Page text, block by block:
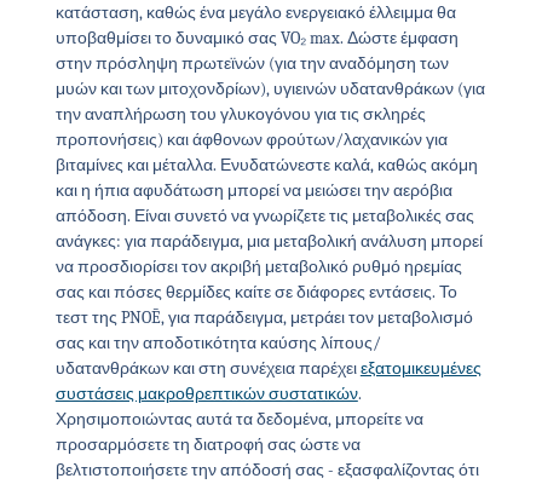
κατάσταση, καθώς ένα μεγάλο ενεργειακό έλλειμμα θα
υποβαθμίσει το δυναμικό σας VO₂ max. Δώστε έμφαση
στην πρόσληψη πρωτεϊνών (για την αναδόμηση των
μυών και των μιτοχονδρίων), υγιεινών υδατανθράκων (για
την αναπλήρωση του γλυκογόνου για τις σκληρές
προπονήσεις) και άφθονων φρούτων/λαχανικών για
βιταμίνες και μέταλλα. Ενυδατώνεστε καλά, καθώς ακόμη
και η ήπια αφυδάτωση μπορεί να μειώσει την αερόβια
απόδοση. Είναι συνετό να γνωρίζετε τις μεταβολικές σας
ανάγκες: για παράδειγμα, μια μεταβολική ανάλυση μπορεί
να προσδιορίσει τον ακριβή μεταβολικό ρυθμό ηρεμίας
σας και πόσες θερμίδες καίτε σε διάφορες εντάσεις. Το
τεστ της PNOĒ, για παράδειγμα, μετράει τον μεταβολισμό
σας και την αποδοτικότητα καύσης λίπους/
υδατανθράκων και στη συνέχεια παρέχειεξατομικευμένες
συστάσεις μακροθρεπτικών συστατικών.
Χρησιμοποιώντας αυτά τα δεδομένα, μπορείτε να
προσαρμόσετε τη διατροφή σας ώστε να
βελτιστοποιήσετε την απόδοσή σας - εξασφαλίζοντας ότι